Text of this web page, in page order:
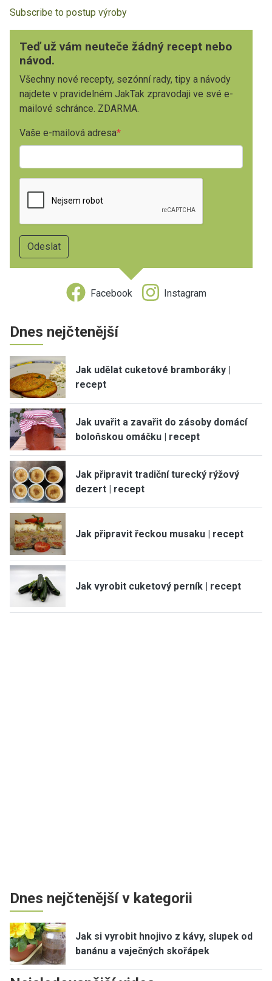
Subscribe to postup výroby
Teď už vám neuteče žádný recept nebo
návod.
Všechny nové recepty, sezónní rady, tipy a návody
najdete v pravidelném JakTak zpravodaji ve své e-
mailové schránce. ZDARMA.
Vaše e-mailová adresa
Facebook Instagram
Dnes nejčtenější
Jak udělat cuketové bramboráky |
recept
Jak uvařit a zavařit do zásoby domácí
boloňskou omáčku | recept
Jak připravit tradiční turecký rýžový
dezert | recept
Jak připravit řeckou musaku | recept
Jak vyrobit cuketový perník | recept
Dnes nejčtenější v kategorii
Jak si vyrobit hnojivo z kávy, slupek od
banánu a vaječných skořápek